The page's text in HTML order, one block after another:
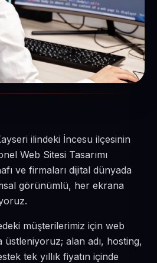
ilindeki İncesu ilçesinin
Web Sitesi Tasarımı
ve firmaları dijital dünyada
görünümlü, her ekrana
müşterilerimiz için web
üstleniyoruz; alan adı, hosting,
tek yıllık fiyatın içinde